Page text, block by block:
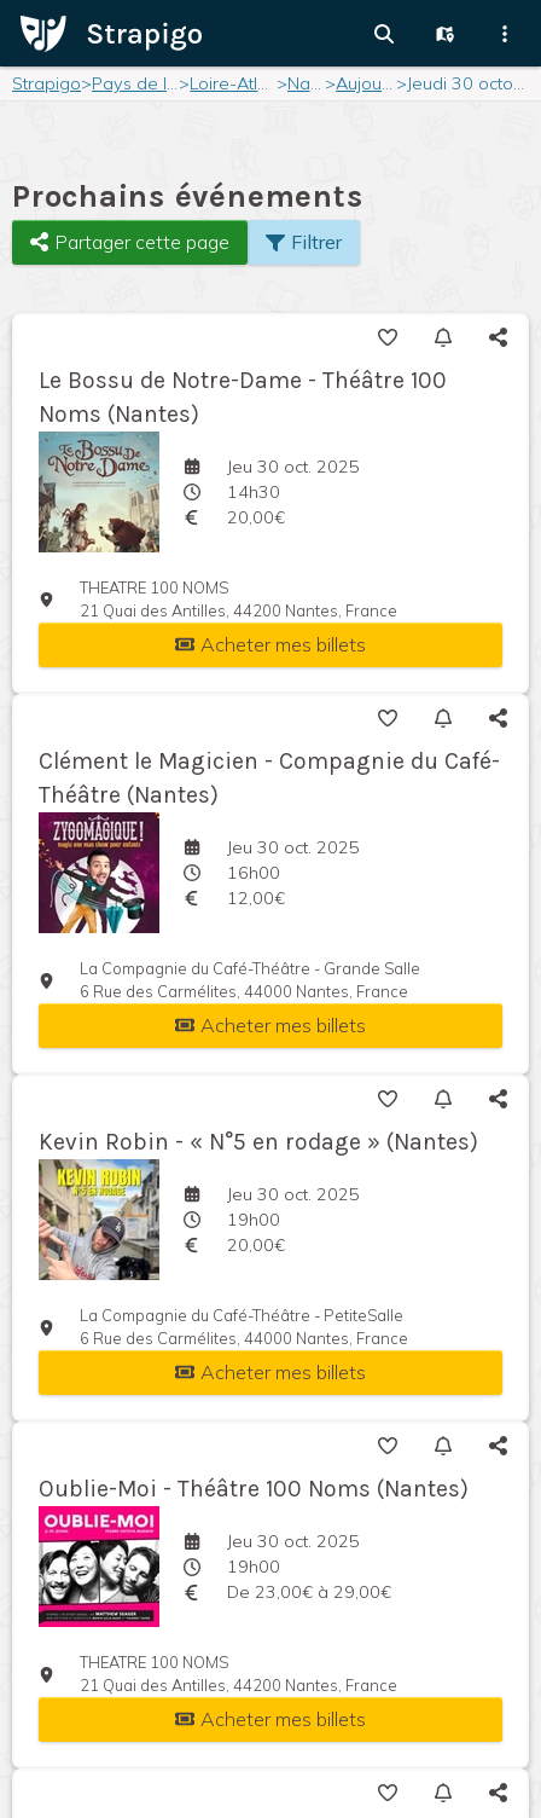
Strapigo> Pays de la Loire> Loire-Atlantique > Nantes > Aujourd'hui > Jeudi 30 octobre 2025
Prochains événements
Partager cette page Filtrer
Le Bossu de Notre-Dame - Théâtre 100
Noms (Nantes)
Jeu 30 oct. 2025
14h30
20,00€
THEATRE 100 NOMS
21 Quai des Antilles, 44200 Nantes, France
Acheter mes billets
Clément le Magicien - Compagnie du Café-
Théâtre (Nantes)
Jeu 30 oct. 2025
16h00
12,00€
La Compagnie du Café-Théâtre - Grande Salle
6 Rue des Carmélites, 44000 Nantes, France
Acheter mes billets
Kevin Robin - « N°5 en rodage » (Nantes)
Jeu 30 oct. 2025
19h00
20,00€
La Compagnie du Café-Théâtre - PetiteSalle
6 Rue des Carmélites, 44000 Nantes, France
Acheter mes billets
Oublie-Moi - Théâtre 100 Noms (Nantes)
Jeu 30 oct. 2025
19h00
De 23,00€ à 29,00€
THEATRE 100 NOMS
21 Quai des Antilles, 44200 Nantes, France
Acheter mes billets